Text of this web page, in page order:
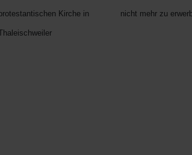
Kirche in nicht mehr zu